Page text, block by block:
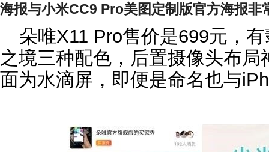
海报与小米CC9 Pro美图定制版官方海报非
朵唯X11 Pro售价是699元，
之境三种配色，后置摄像头布局
面为水滴屏，即便是命名也与